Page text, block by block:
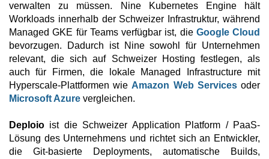
verwalten zu müssen. Nine Kubernetes Engine hält
Workloads innerhalb der Schweizer Infrastruktur, während
Managed GKE für Teams verfügbar ist, die Google Cloud
bevorzugen. Dadurch ist Nine sowohl für Unternehmen
relevant, die sich auf Schweizer Hosting festlegen, als
auch für Firmen, die lokale Managed Infrastructure mit
Hyperscale-Plattformen wie Amazon Web Servicesoder
Microsoft Azure vergleichen.
Deploio ist die Schweizer Application Platform / PaaS-
Lösung des Unternehmens und richtet sich an Entwickler,
die Git-basierte Deployments, automatische Builds,